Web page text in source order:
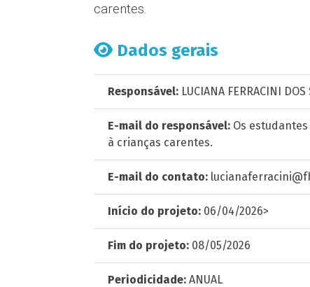
carentes.
Dados gerais
Responsável: LUCIANA FERRACINI
E-mail do responsável: Os
à crianças carentes.
E-mail do contato:
Início do projeto: 06/04/2026>
Fim do projeto: 08/05/2026
Periodicidade: ANUAL